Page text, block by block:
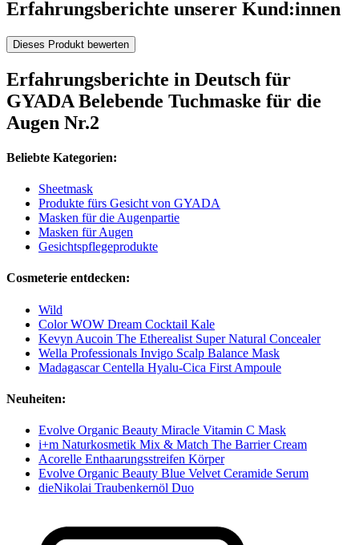
Erfahrungsberichte unserer Kund:innen
Dieses Produkt bewerten
Erfahrungsberichte in Deutsch für
GYADA Belebende Tuchmaske für die
Augen Nr.2
Beliebte Kategorien:
Sheetmask
Produkte fürs Gesicht von GYADA
Masken für die Augenpartie
Masken für Augen
Gesichtspflegeprodukte
Cosmeterie entdecken:
Wild
Color WOW Dream Cocktail Kale
Kevyn Aucoin The Etherealist Super Natural Concealer
Wella Professionals Invigo Scalp Balance Mask
Madagascar Centella Hyalu-Cica First Ampoule
Neuheiten:
Evolve Organic Beauty Miracle Vitamin C Mask
i+m Naturkosmetik Mix & Match The Barrier Cream
Acorelle Enthaarungsstreifen Körper
Evolve Organic Beauty Blue Velvet Ceramide Serum
dieNikolai Traubenkernöl Duo